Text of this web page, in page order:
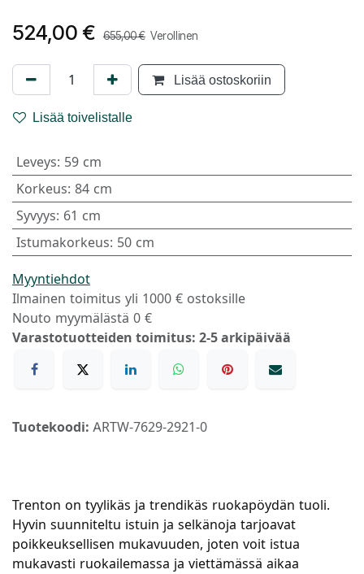
524,00 € 655,00€ Verollinen
Lisää ostoskoriin
Lisää toivelistalle
Leveys: 59 cm
Korkeus: 84 cm
Syvyys: 61 cm
Istumakorkeus: 50 cm
Myyntiehdot
Ilmainen toimitus yli 1000 € ostoksille
Nouto myymälästä 0 €
Varastotuotteiden toimitus: 2-5 arkipäivää
Tuotekoodi: ARTW-7629-2921-0
Trenton on tyylikäs ja trendikäs ruokapöydän tuoli.
Hyvin suunniteltu istuin ja selkänoja tarjoavat
poikkeuksellisen mukavuuden, joten voit istua
mukavasti ruokailemassa ja viettämässä aikaa